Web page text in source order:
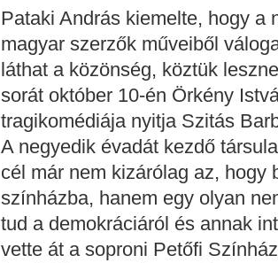
Pataki András kiemelte, hogy a
magyar szerzők műveiből
láthat a közönség, köztük
sorát október 10-én Örkény
tragikomédiája nyitja Szitás
A negyedik évadát kezdő
cél már nem kizárólag az, hogy
színházba, hanem egy olyan
tud a demokráciáról és annak
vette át a soproni Petőfi